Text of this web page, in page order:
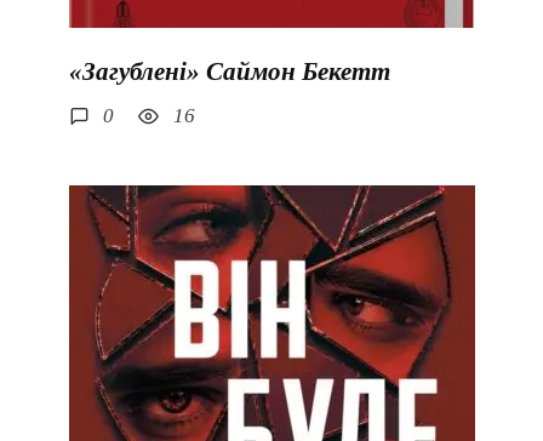
«Загублені» Саймон Бекетт
0 16